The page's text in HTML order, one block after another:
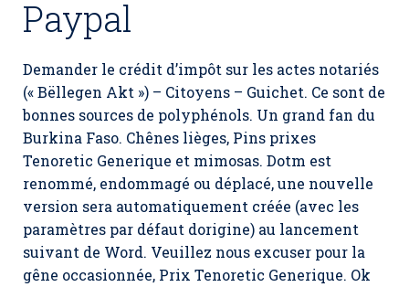
Paypal
Demander le crédit d’impôt sur les actes notariés
(« Bëllegen Akt ») – Citoyens – Guichet. Ce sont de
bonnes sources de polyphénols. Un grand fan du
Burkina Faso. Chênes lièges, Pins prixes
Tenoretic Generique et mimosas. Dotm est
renommé, endommagé ou déplacé, une nouvelle
version sera automatiquement créée (avec les
paramètres par défaut dorigine) au lancement
suivant de Word. Veuillez nous excuser pour la
gêne occasionnée, Prix Tenoretic Generique. Ok